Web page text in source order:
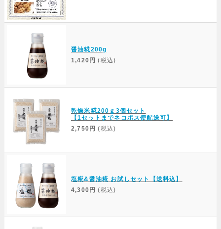
醤油糀200g
1,420円 (税込)
乾燥米糀200ｇ3個セット
【1セットまでネコポス便配送可】
2,750円 (税込)
塩糀&醤油糀 お試しセット【送料込】
4,300円 (税込)